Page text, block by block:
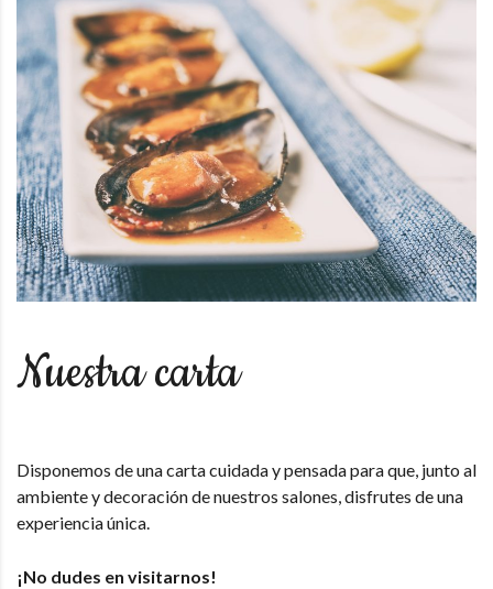
Nuestra carta
Disponemos de una carta cuidada y pensada para que, junto al
ambiente y decoración de nuestros salones, disfrutes de una
experiencia única.
¡No dudes en visitarnos!